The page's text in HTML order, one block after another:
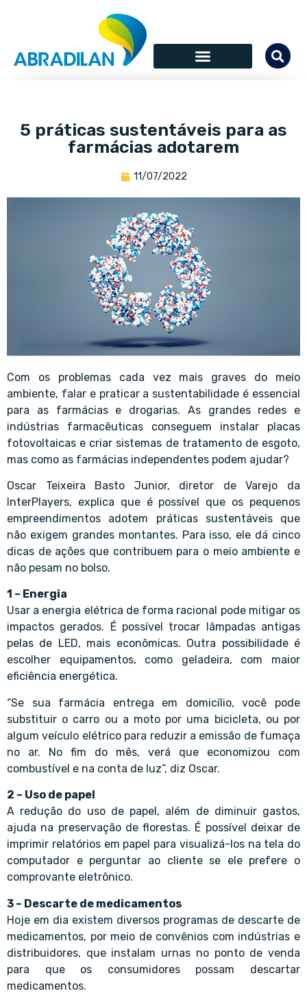
5 práticas sustentáveis para as
farmácias adotarem
11/07/2022
Com os problemas cada vez mais graves do meio
ambiente, falar e praticar a sustentabilidade é essencial
para as farmácias e drogarias. As grandes redes e
indústrias farmacêuticas conseguem instalar placas
fotovoltaicas e criar sistemas de tratamento de esgoto,
mas como as farmácias independentes podem ajudar?
Oscar Teixeira Basto Junior, diretor de Varejo da
InterPlayers, explica que é possível que os pequenos
empreendimentos adotem práticas sustentáveis que
não exigem grandes montantes. Para isso, ele dá cinco
dicas de ações que contribuem para o meio ambiente e
não pesam no bolso.
1 – Energia
Usar a energia elétrica de forma racional pode mitigar os
impactos gerados. É possível trocar lâmpadas antigas
pelas de LED, mais econômicas. Outra possibilidade é
escolher equipamentos, como geladeira, com maior
eficiência energética.
“Se sua farmácia entrega em domicílio, você pode
substituir o carro ou a moto por uma bicicleta, ou por
algum veículo elétrico para reduzir a emissão de fumaça
no ar. No fim do mês, verá que economizou com
combustível e na conta de luz”, diz Oscar.
2 – Uso de papel
A redução do uso de papel, além de diminuir gastos,
ajuda na preservação de florestas. É possível deixar de
imprimir relatórios em papel para visualizá-los na tela do
computador e perguntar ao cliente se ele prefere o
comprovante eletrônico.
3 – Descarte de medicamentos
Hoje em dia existem diversos programas de descarte de
medicamentos, por meio de convênios com indústrias e
distribuidores, que instalam urnas no ponto de venda
para que os consumidores possam descartar
medicamentos.